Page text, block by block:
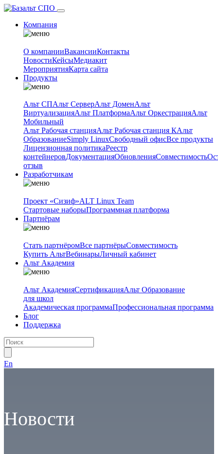
Компания
О компанииВакансииКонтакты
НовостиКейсыМедиакит
МероприятияКарта сайта
Продукты
Альт СПАльт СерверАльт ДоменАльт
ВиртуализацияАльт ПлатформаАльт ОркестрацияАльт
Мобильный
Альт Рабочая станцияАльт Рабочая станция КАльт
ОбразованиеSimply LinuxСвободный офисВсе продукты
Лицензионная политикаРеестр
контейнеровДокументацияОбновленияСовместимость
отзыв
Разработчикам
Проект «Сизиф»ALT Linux Team
Стартовые наборыПрограммная платформа
Партнёрам
Стать партнёромВсе партнёрыСовместимость
Купить АльтВебинарыЛичный кабинет
Альт Академия
Альт АкадемияСертификацияАльт Образование
для школ
Академическая программаПрофессиональная программа
Блог
Поддержка
En
Новости